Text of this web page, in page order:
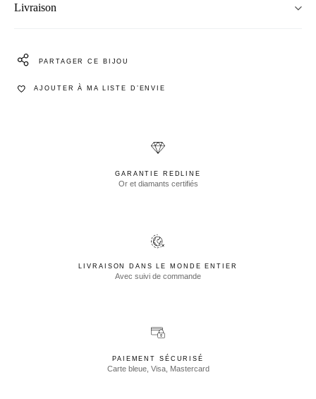
Livraison
PARTAGER CE BIJOU
AJOUTER À MA LISTE D’ENVIE
GARANTIE REDLINE
Or et diamants certifiés
LIVRAISON DANS LE MONDE ENTIER
Avec suivi de commande
PAIEMENT SÉCURISÉ
Carte bleue, Visa, Mastercard